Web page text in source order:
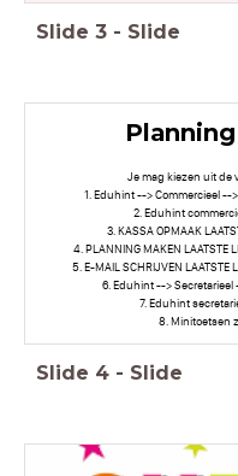
Slide 3 - Slide
Je mag kiezen uit de
1. Eduhint --> Commercieel --
2. Eduhint
3. KASSA OPMAAK
4. PLANNING MAKEN LAATSTE
5. E-MAIL SCHRIJVEN
6. Eduhint -->
7. Eduhint
8. Minitoetsen
Slide 4 - Slide